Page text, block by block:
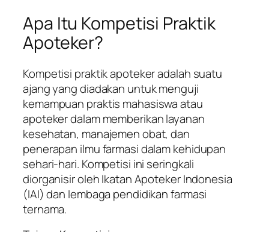
Apa Itu Kompetisi Praktik
Apoteker?
Kompetisi praktik apoteker adalah suatu
ajang yang diadakan untuk menguji
kemampuan praktis mahasiswa atau
apoteker dalam memberikan layanan
kesehatan, manajemen obat, dan
penerapan ilmu farmasi dalam kehidupan
sehari-hari. Kompetisi ini seringkali
diorganisir oleh Ikatan Apoteker Indonesia
(IAI) dan lembaga pendidikan farmasi
ternama.